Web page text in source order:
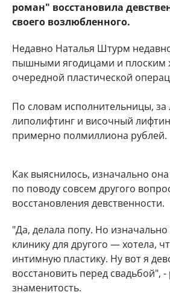
роман" восстановила
своего возлюбленного.
Недавно Наталья Штурм
пышными ягодицами и плоским
очередной пластической
По словам исполнительницы,
липолифтинг и височный
примерно полмиллиона рублей.
Как выяснилось, изначально
по поводу совсем другого
восстановления девственности.
"Да, делала попу. Но
клинику для другого — хотела,
интимную пластику. Ну вот я
восстановить перед свадьбой", -
знаменитость.